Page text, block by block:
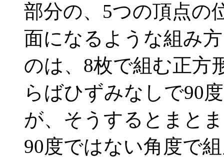
部分の、5つの頂点の
面になるような組み
のは、8枚で組む正方
らばひずみなしで90
が、そうするとまと
90度ではない角度で